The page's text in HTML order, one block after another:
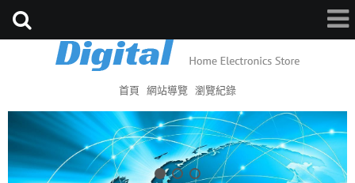
首頁 網站導覽 瀏覽紀錄